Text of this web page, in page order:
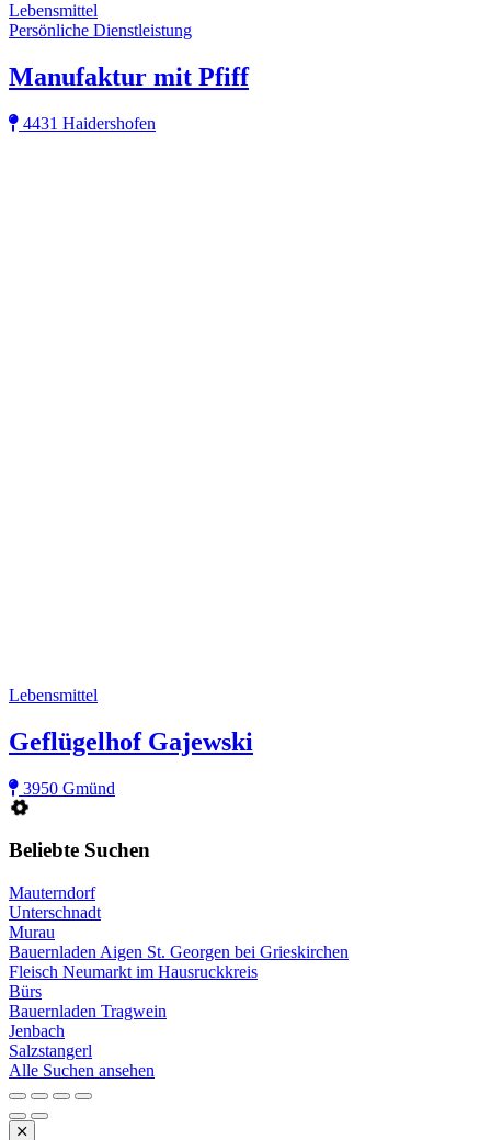
Lebensmittel
Persönliche Dienstleistung
Manufaktur mit Pfiff
4431 Haidershofen
Lebensmittel
Geflügelhof Gajewski
3950 Gmünd
Beliebte Suchen
Mauterndorf
Unterschnadt
Murau
Bauernladen Aigen St. Georgen bei Grieskirchen
Fleisch Neumarkt im Hausruckkreis
Bürs
Bauernladen Tragwein
Jenbach
Salzstangerl
Alle Suchen ansehen